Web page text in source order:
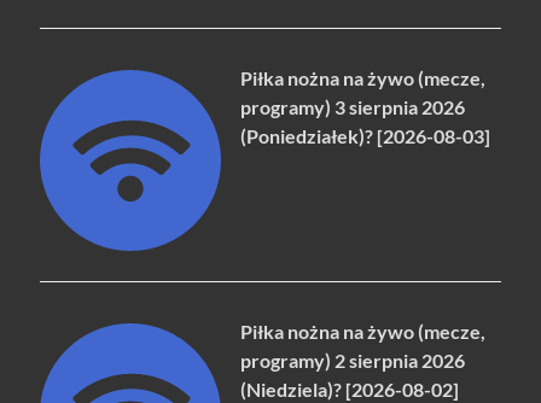
Piłka nożna na żywo (mecze,
programy) 3 sierpnia 2026
(Poniedziałek)? [2026-08-03]
Piłka nożna na żywo (mecze,
programy) 2 sierpnia 2026
(Niedziela)? [2026-08-02]